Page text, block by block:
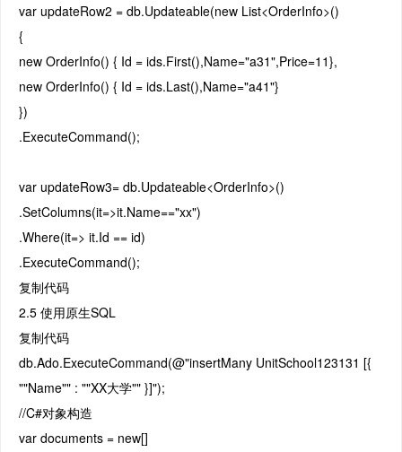
var updateRow2 = db.Updateable(new List<OrderInfo>()
{
new OrderInfo() { Id = ids.First(),Name="a31",Price=11},
new OrderInfo() { Id = ids.Last(),Name="a41"}
})
.ExecuteCommand();
var updateRow3= db.Updateable<OrderInfo>()
.SetColumns(it=>it.Name=="xx")
.Where(it=> it.Id == id)
.ExecuteCommand();
复制代码
2.5 使用原生SQL
复制代码
db.Ado.ExecuteCommand(@"insertMany UnitSchool123131 [{
""Name"" : ""XX大学"" }]");
//C#对象构造
var documents = new[]